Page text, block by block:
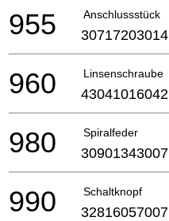
Anschlussstück
955 30717203014
Linsenschraube
960 43041016042
Spiralfeder
980 30901343007
Schaltknopf
990 32816057007